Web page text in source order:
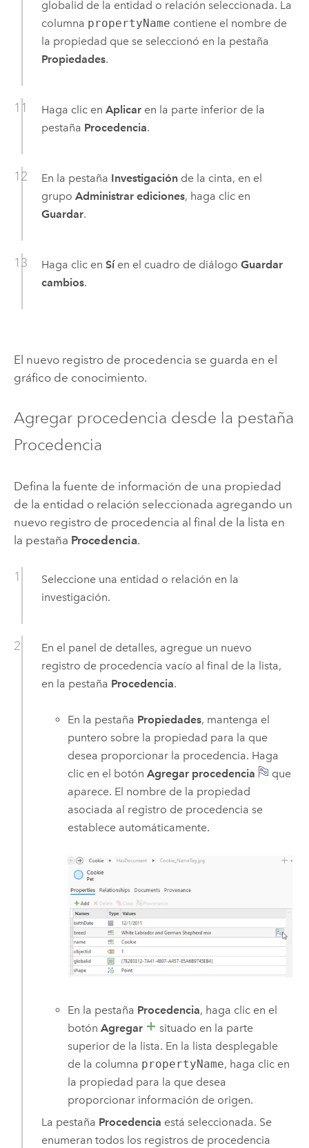
globalid de la entidad o relación seleccionada. La
columna propertyName contiene el nombre de
la propiedad que se seleccionó en la pestaña
Propiedades.
Haga clic en Aplicaren la parte inferior de la
pestaña Procedencia.
En la pestaña Investigaciónde la cinta, en el
grupo Administrar ediciones, haga clic en
Guardar.
Haga clic en Síen el cuadro de diálogo Guardar
cambios.
El nuevo registro de procedencia se guarda en el
gráfico de conocimiento.
Agregar procedencia desde la pestaña
Procedencia
Defina la fuente de información de una propiedad
de la entidad o relación seleccionada agregando un
nuevo registro de procedencia al final de la lista en
la pestaña Procedencia.
Seleccione una entidad o relación en la
investigación.
En el panel de detalles, agregue un nuevo
registro de procedencia vacío al final de la lista,
en la pestaña Procedencia.
En la pestaña Propiedades, mantenga el
puntero sobre la propiedad para la que
desea proporcionar la procedencia. Haga
clic en el botónAgregar procedencia
que
aparece. El nombre de la propiedad
asociada al registro de procedencia se
establece automáticamente.
En la pestaña Procedencia, haga clic en el
botónAgregar
situado en la parte
superior de la lista. En la lista desplegable
de la columna propertyName, haga clic en
la propiedad para la que desea
proporcionar información de origen.
La pestaña Procedencia está seleccionada. Se
enumeran todos los registros de procedencia